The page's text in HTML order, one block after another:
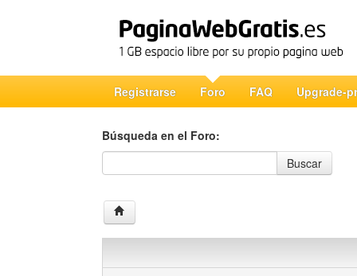
Registrarse Foro FAQ Upgrade-
Búsqueda en el Foro:
Búsqueda en el Foro
Buscar